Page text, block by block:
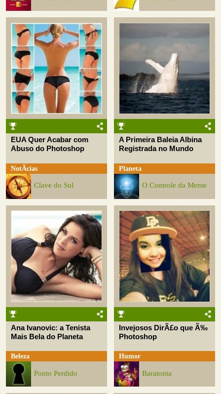
EUA Quer Acabar com
Abuso do Photoshop
NotÃ­cias
Clave do Sul
A Primeira Baleia Albina
Registrada no Mundo
Planeta
O Controle da Mente
Ana Ivanovic: a Tenista
Mais Bela do Planeta
Beleza
Ponto Perdido
Invejosos DirÃ£o que Ã‰
Photoshop
Humor
Baratonta